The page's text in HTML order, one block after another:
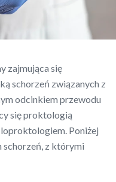
zajmująca się
schorzeń związanych z
odcinkiem przewodu
się proktologią
Poniżej
z którymi